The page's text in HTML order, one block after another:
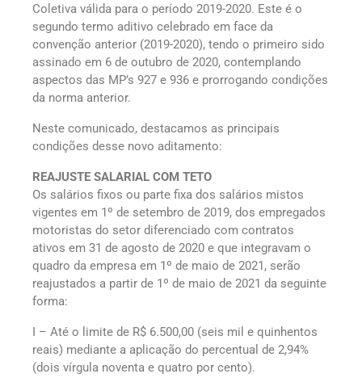
Coletiva válida para o período 2019-2020. Este é o
segundo termo aditivo celebrado em face da
convenção anterior (2019-2020), tendo o primeiro sido
assinado em 6 de outubro de 2020, contemplando
aspectos das MP’s 927 e 936 e prorrogando condições
da norma anterior.
Neste comunicado, destacamos as principais
condições desse novo aditamento:
REAJUSTE SALARIAL COM TETO
Os salários fixos ou parte fixa dos salários mistos
vigentes em 1º de setembro de 2019, dos empregados
motoristas do setor diferenciado com contratos
ativos em 31 de agosto de 2020 e que integravam o
quadro da empresa em 1º de maio de 2021, serão
reajustados a partir de 1º de maio de 2021 da seguinte
forma:
I – Até o limite de R$ 6.500,00 (seis mil e quinhentos
reais) mediante a aplicação do percentual de 2,94%
(dois vírgula noventa e quatro por cento).